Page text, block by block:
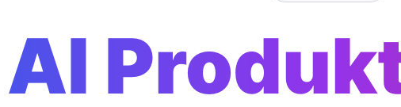
AI